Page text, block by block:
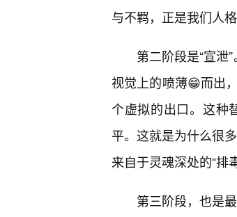
与不羁，正是我们人
第二阶段是“宣泄
视觉上的喷薄😁而出
个虚拟的出口。这种
平。这就是为什么很
来自于灵魂深处的“排毒
第三阶段，也是